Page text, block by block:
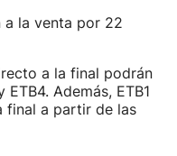
a la venta por 22
a la final podrán
Además, ETB1
final a partir de las